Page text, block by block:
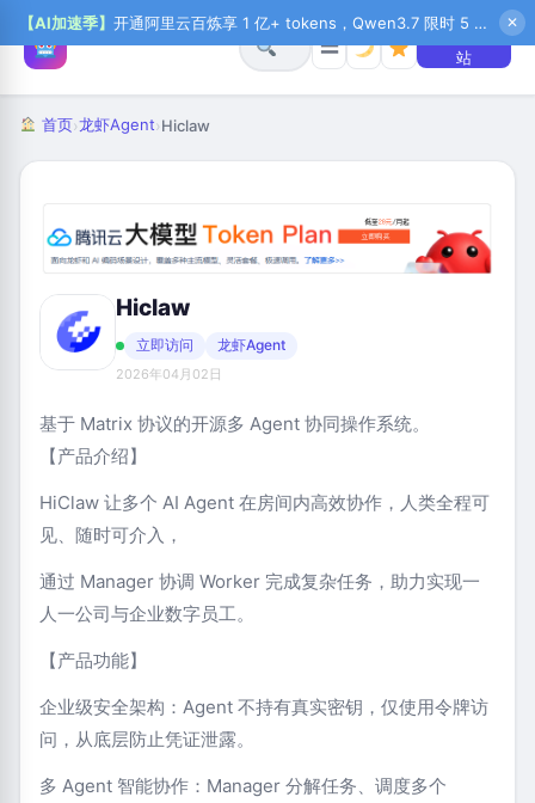
【AI加速季】 开通阿里云百炼享 1 亿+ tokens，Qwen3.7 限时 5 折起，秒悟新注送 1 万积分，加入 OPC 赢百万助力金，QoderWork CN 首月 0 元 ✕
☰
+ 提交网
站
首页›龙虾Agent›Hiclaw
Hiclaw
立即访问 龙虾Agent
2026年04月02日
基于 Matrix 协议的开源多 Agent 协同操作系统。
【产品介绍】
HiClaw 让多个 AI Agent 在房间内高效协作，人类全程可
见、随时可介入，
通过 Manager 协调 Worker 完成复杂任务，助力实现一
人一公司与企业数字员工。
【产品功能】
企业级安全架构：Agent 不持有真实密钥，仅使用令牌访
问，从底层防止凭证泄露。
多 Agent 智能协作：Manager 分解任务、调度多个